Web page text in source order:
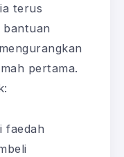
terus
bantuan
pertama.
faedah